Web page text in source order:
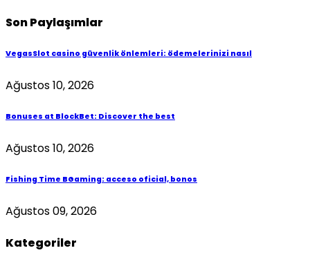
Son Paylaşımlar
VegasSlot casino güvenlik önlemleri: ödemelerinizi nasıl
Ağustos 10, 2026
Bonuses at BlockBet: Discover the best
Ağustos 10, 2026
Fishing Time BGaming: acceso oficial, bonos
Ağustos 09, 2026
Kategoriler